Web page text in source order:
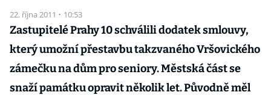
22. října 2011 · 10:53
Zastupitelé Prahy 10 schválili dodatek smlouvy,
který umožní přestavbu takzvaného Vršovického
zámečku na dům pro seniory. Městská část se
snaží památku opravit několik let. Původně měl